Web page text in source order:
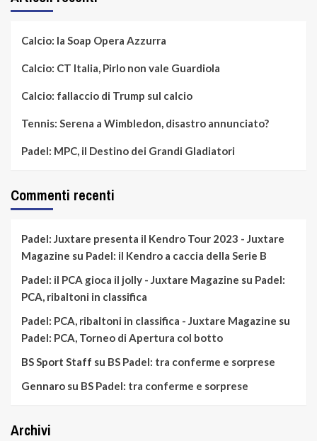
Calcio: la Soap Opera Azzurra
Calcio: CT Italia, Pirlo non vale Guardiola
Calcio: fallaccio di Trump sul calcio
Tennis: Serena a Wimbledon, disastro annunciato?
Padel: MPC, il Destino dei Grandi Gladiatori
Commenti recenti
Padel: Juxtare presenta il Kendro Tour 2023 - Juxtare
Magazine su Padel: il Kendro a caccia della Serie B
Padel: il PCA gioca il jolly - Juxtare Magazine su Padel:
PCA, ribaltoni in classifica
Padel: PCA, ribaltoni in classifica - Juxtare Magazine su
Padel: PCA, Torneo di Apertura col botto
BS Sport Staff su BS Padel: tra conferme e sorprese
Gennaro su BS Padel: tra conferme e sorprese
Archivi